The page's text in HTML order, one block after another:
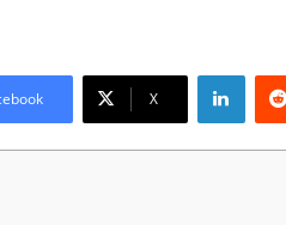
X
Linkedin